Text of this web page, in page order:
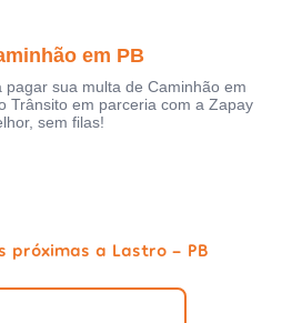
em PB
pagar sua multa de Caminhão em
Trânsito em parceria com a Zapay
sem filas!
próximas a Lastro - PB